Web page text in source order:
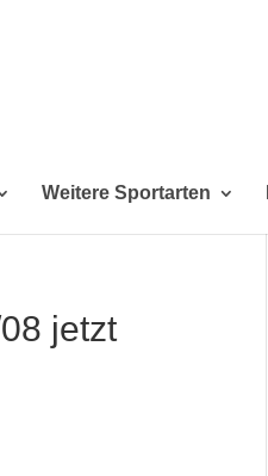
Weitere Sportarten
jetzt